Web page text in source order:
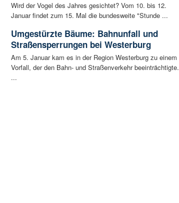
Wird der Vogel des Jahres gesichtet? Vom 10. bis 12.
Januar findet zum 15. Mal die bundesweite "Stunde ...
Umgestürzte Bäume: Bahnunfall und
Straßensperrungen bei Westerburg
Am 5. Januar kam es in der Region Westerburg zu einem
Vorfall, der den Bahn- und Straßenverkehr beeinträchtigte.
...